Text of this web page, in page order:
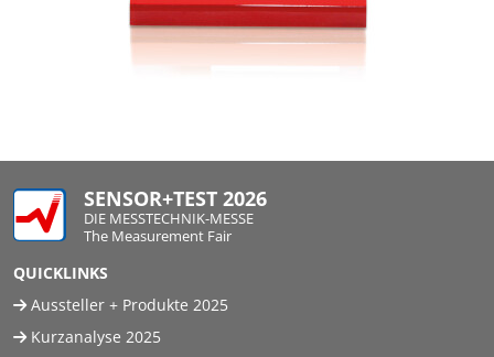
SENSOR+TEST 2026
DIE MESSTECHNIK-MESSE
The Measurement Fair
QUICKLINKS
Aussteller + Produkte 2025
Kurzanalyse 2025